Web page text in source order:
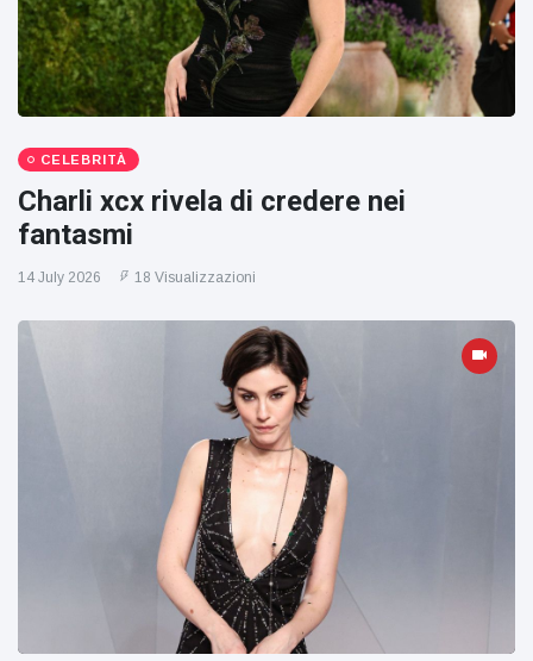
CELEBRITÀ
Charli xcx rivela di credere nei
fantasmi
14 July 2026 18 Visualizzazioni